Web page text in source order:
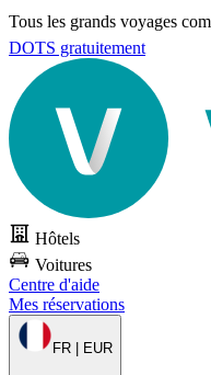
Tous les grands voyages
DOTS gratuitement
Hôtels
Voitures
Centre d'aide
Mes réservations
FR | EUR